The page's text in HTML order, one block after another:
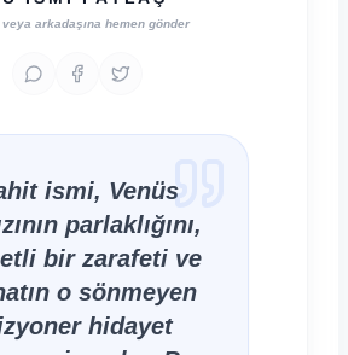
arkadaşına hemen gönder
ismi, Venüs
parlaklığını,
bir zarafeti ve
o sönmeyen
hidayet